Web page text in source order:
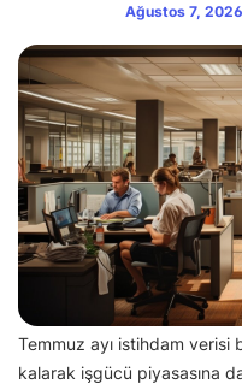
Ağustos 7,
Temmuz ayı istihdam verisi
kalarak işgücü piyasasına